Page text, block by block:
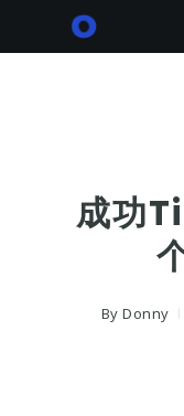
成功
By Donny